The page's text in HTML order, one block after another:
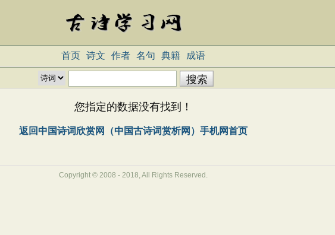
首页 诗文 作者 名句 典籍 成语
您指定的数据没有找到！
返回中国诗词欣赏网（中国古诗词赏析网）手机网首页
Copyright © 2008 - 2018, All Rights Reserved.